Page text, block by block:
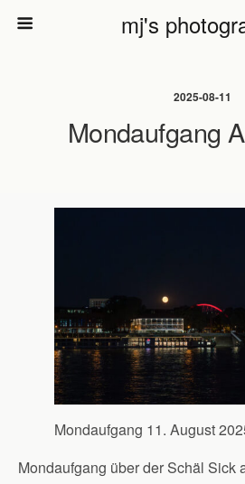
mj's
2025-08-11
Mondaufgang
Mondaufgang 11. August
Mondaufgang über der Schäl Sick